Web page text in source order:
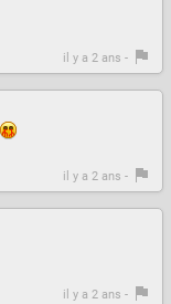
il y a 2 ans -
il y a 2 ans -
il y a 2 ans -